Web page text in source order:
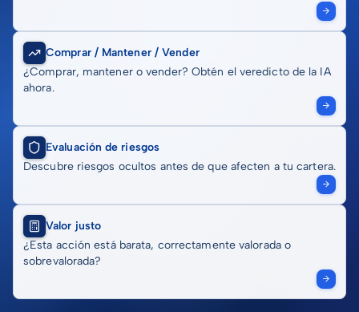
Comprar / Mantener / Vender
¿Comprar, mantener o vender? Obtén el veredicto de la IA
ahora.
Evaluación de riesgos
Descubre riesgos ocultos antes de que afecten a tu cartera.
Valor justo
¿Esta acción está barata, correctamente valorada o
sobrevalorada?